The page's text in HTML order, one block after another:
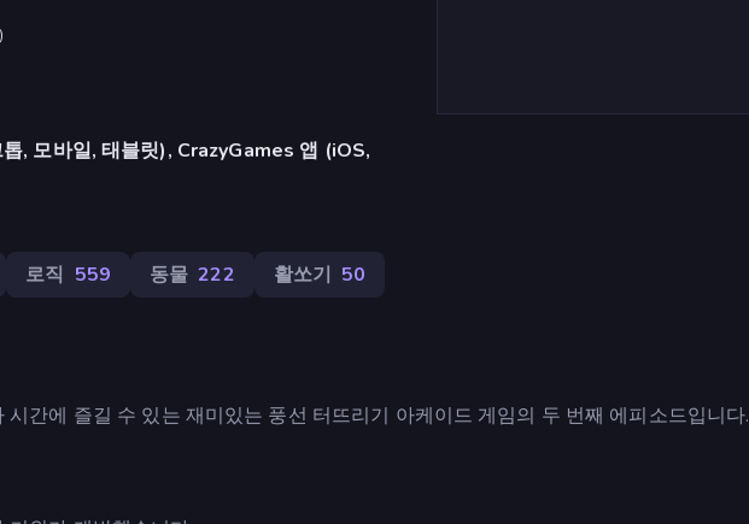
)
, 모바일, 태블릿), CrazyGames 앱 (iOS,
로직 559 동물 222 활쏘기 50
간에 즐길 수 있는 재미있는 풍선 터뜨리기 아케이드 게임의 두 번째 에피소드입니다.